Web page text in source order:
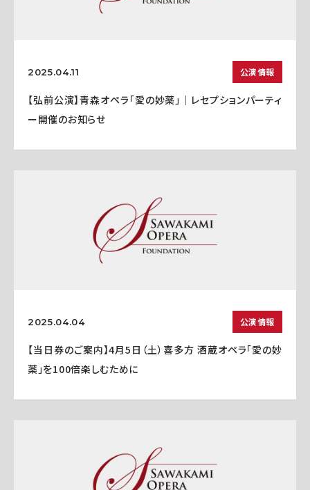
2025.04.11 公演情報
【弘前公演】青森オペラ「愛の妙薬」｜レセプションパーティ
ー開催のお知らせ
2025.04.04 公演情報
【当日券のご案内】4月5日（土）喜多方 酒蔵オペラ「愛の妙
薬」を100倍楽しむために